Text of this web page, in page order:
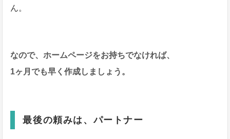
ん。
なので、ホームページをお持ちでなければ、
1ヶ月でも早く作成しましょう。
最後の頼みは、パートナー